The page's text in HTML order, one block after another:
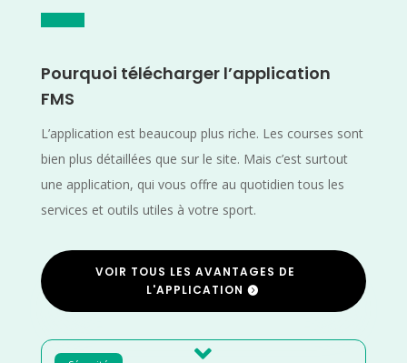
Pourquoi télécharger l’application
FMS
L’application est beaucoup plus riche. Les courses sont
bien plus détaillées que sur le site. Mais c’est surtout
une application, qui vous offre au quotidien tous les
services et outils utiles à votre sport.
VOIR TOUS LES AVANTAGES DE
L'APPLICATION
